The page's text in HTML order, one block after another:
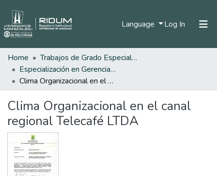
Language Log In (current)
Home
Trabajos de Grado Especializaciones
Especialización en Gerencia del Talento Humano
Clima Organizacional en el canal regional Telecafé LTDA
Clima Organizacional en el canal
regional Telecafé LTDA